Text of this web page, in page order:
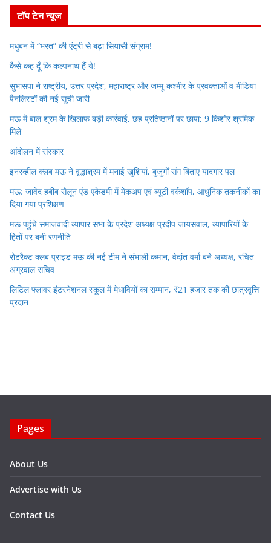
टॉप टेन न्यूज
मधुबन में “भरत” की एंट्री से बढ़ा सियासी संग्राम!
कैसे कह दूँ कि कल्पनाथ हैं ये!
सुभासपा ने राष्ट्रीय, उत्तर प्रदेश, महाराष्ट्र और जम्मू-कश्मीर के प्रवक्ताओं व मीडिया
पैनलिस्टों की नई सूची जारी
मऊ में बाल श्रम के खिलाफ बड़ी कार्रवाई, छह प्रतिष्ठानों पर छापा; 9 किशोर श्रमिक
मिले
आंदोलन में संस्कार
इनरव्हील क्लब मऊ ने वृद्धाश्रम में मनाई खुशियां, बुजुर्गों संग बिताए यादगार पल
मऊ: जावेद हबीब सैलून एंड एकेडमी में मेकअप एवं ब्यूटी वर्कशॉप, आधुनिक तकनीकों का
दिया गया प्रशिक्षण
मऊ पहुंचे समाजवादी व्यापार सभा के प्रदेश अध्यक्ष प्रदीप जायसवाल, व्यापारियों के
हितों पर बनी रणनीति
रोटरैक्ट क्लब प्राइड मऊ की नई टीम ने संभाली कमान, वेदांत वर्मा बने अध्यक्ष, रचित
अग्रवाल सचिव
लिटिल फ्लावर इंटरनेशनल स्कूल में मेधावियों का सम्मान, ₹21 हजार तक की छात्रवृत्ति
प्रदान
Pages
About Us
Advertise with Us
Contact Us